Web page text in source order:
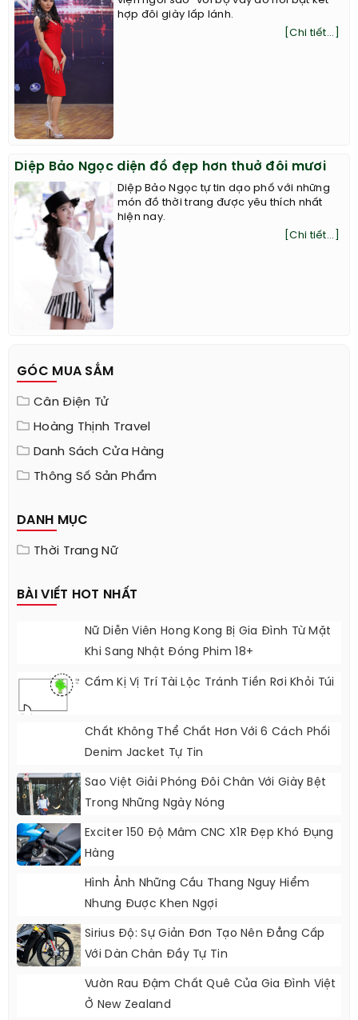
hợp đôi giày lấp lánh.
[Chi tiết...]
Diệp Bảo Ngọc diện đồ đẹp hơn thuở đôi mươi
Diệp Bảo Ngọc tự tin dạo phố với những
món đồ thời trang được yêu thích nhất
hiện nay.
[Chi tiết...]
GÓC MUA SẮM
Cân Điện Tử
Hoàng Thịnh Travel
Danh Sách Cửa Hàng
Thông Số Sản Phẩm
DANH MỤC
Thời Trang Nữ
BÀI VIẾT HOT NHẤT
Nữ Diễn Viên Hong Kong Bị Gia Đình Từ Mặt
Khi Sang Nhật Đóng Phim 18+
Cấm Kị Vị Trí Tài Lộc Tránh Tiền Rơi Khỏi Túi
Chất Không Thể Chất Hơn Với 6 Cách Phối
Denim Jacket Tự Tin
Sao Việt Giải Phóng Đôi Chân Với Giày Bệt
Trong Những Ngày Nóng
Exciter 150 Độ Mâm CNC X1R Đẹp Khó Đụng
Hàng
Hình Ảnh Những Cầu Thang Nguy Hiểm
Nhưng Được Khen Ngợi
Sirius Độ: Sự Giản Đơn Tạo Nên Đẳng Cấp
Với Dàn Chân Đầy Tự Tin
Vườn Rau Đậm Chất Quê Của Gia Đình Việt
Ở New Zealand